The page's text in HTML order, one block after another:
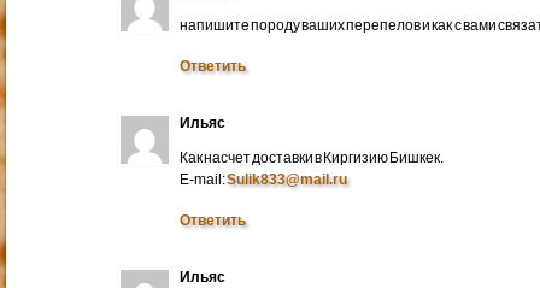
напишите породу ваших перепелов и как с вами
Ответить
Ильяс
Как насчет доставки в Киргизию Бишкек.
E-mail:Sulik833@mail.ru
Ответить
Ильяс